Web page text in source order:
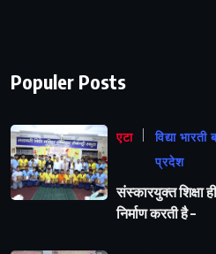
Populer Posts
एटा
विद्या
प्रदेश
संस्कारयुक्त शिक्षा
निर्माण करती है –